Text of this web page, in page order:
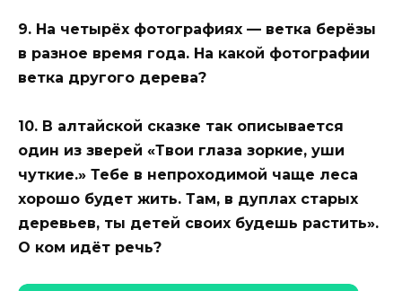
9. На четырёх фотографиях — ветка берёзы
в разное время года. На какой фотографии
ветка другого дерева?
10. В алтайской сказке так описывается
один из зверей «Твои глаза зоркие, уши
чуткие.» Тебе в непроходимой чаще леса
хорошо будет жить. Там, в дуплах старых
деревьев, ты детей своих будешь растить».
О ком идёт речь?